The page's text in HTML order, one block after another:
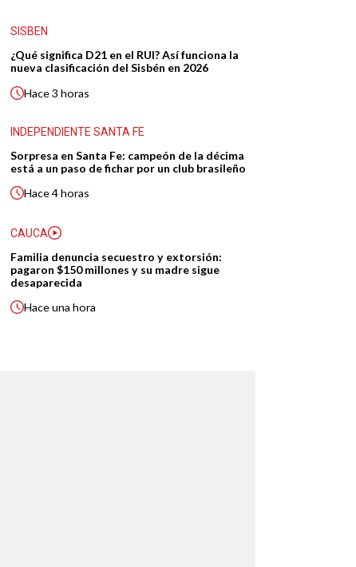
SISBEN
¿Qué significa D21 en el RUI? Así funciona la
nueva clasificación del Sisbén en 2026
Hace3 horas
INDEPENDIENTE SANTA FE
Sorpresa en Santa Fe: campeón de la décima
está a un paso de fichar por un club brasileño
Hace4 horas
CAUCA
Familia denuncia secuestro y extorsión:
pagaron $150 millones y su madre sigue
desaparecida
Haceuna hora